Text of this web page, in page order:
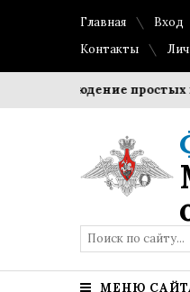
Главная Вход
Контакты
Соблюдение простых
МЕНЮ